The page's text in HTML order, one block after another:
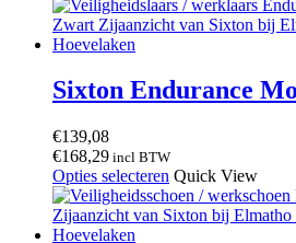
Sixton Endurance
€139,08
€168,29 incl BTW
Opties selecteren Dit
product
heeft
Quick View